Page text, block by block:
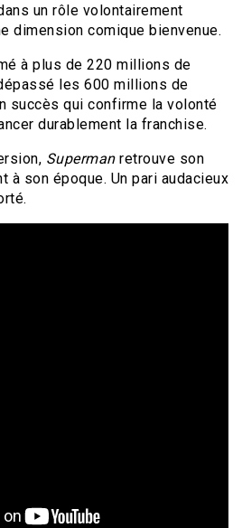
un rôle volontairement
dimension comique bienvenue.
à plus de 220 millions de
les 600 millions de
succès qui confirme la volonté
durablement la franchise.
Supermanretrouve son
à son époque. Un pari audacieux